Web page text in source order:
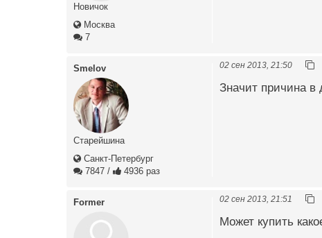
Новичок
Москва
7
Smelov
Старейшина
Санкт-Петербург
7847 / 4936 раз
02 сен 2013, 21:50
Значит причина в
Former 02 сен 2013, 21:51
Может купить